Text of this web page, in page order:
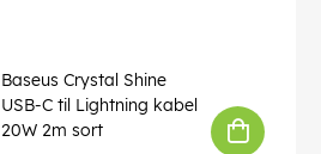
Baseus Crystal Shine
USB-C til Lightning kabel
20W 2m sort